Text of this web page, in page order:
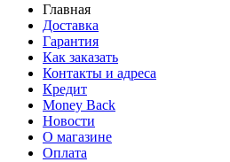
Главная
Доставка
Гарантия
Как заказать
Контакты и адреса
Кредит
Money Back
Новости
О магазине
Оплата